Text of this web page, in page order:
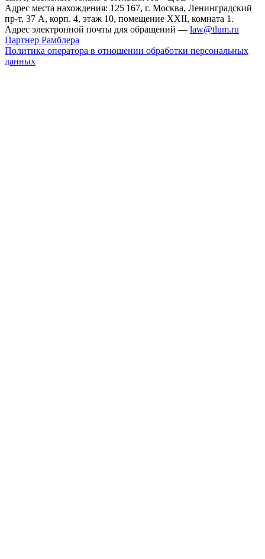
Адрес места нахождения: 125 167, г. Москва, Ленинградский
пр-т, 37 А, корп. 4, этаж 10, помещение XXII, комната 1.
Адрес электронной почты для обращений — law@tlum.ru
Партнер Рамблера
Политика оператора в отношении обработки персональных
данных